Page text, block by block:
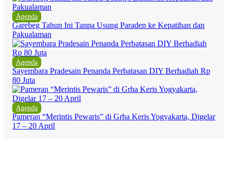
Agenda
Garebeg Tahun Ini Tanpa Usung Paraden ke Kepatihan dan
Pakualaman
Agenda
Sayembara Pradesain Penanda Perbatasan DIY Berhadiah Rp
80 Juta
Agenda
Pameran “Merintis Pewaris” di Grha Keris Yogyakarta, Digelar
17 – 20 April